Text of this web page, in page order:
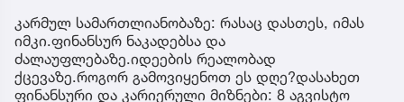
კარმულ სამართლიანობაზე: რასაც დასთეს, იმას
იმკი.ფინანსურ ნაკადებსა და
ძალაუფლებაზე.იდეების რეალობად
ქცევაზე.როგორ გამოვიყენოთ ეს დღე?დასახეთ
ფინანსური და კარიერული მიზნები: 8 აგვისტო